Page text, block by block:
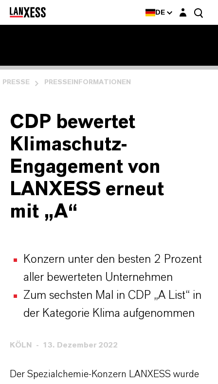
DE Login-Maske
PRESSE PRESSEINFORMATIONEN
CDP bewertet
Klimaschutz-
Engagement von
LANXESS erneut
mit „A“
Konzern unter den besten 2 Prozent
aller bewerteten Unternehmen
Zum sechsten Mal in CDP „A List“ in
der Kategorie Klima aufgenommen
KÖLN 13. Dezember 2022
Der Spezialchemie-Konzern LANXESS wurde